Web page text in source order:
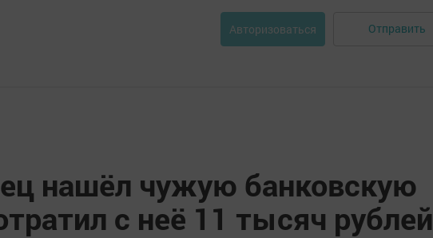
Авторизоваться Отправить
нашёл чужую банковскую
с неё 11 тысяч рублей